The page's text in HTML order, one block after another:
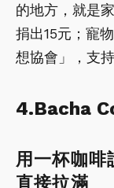
的地方，就是
捐出15元；寵
想協會」，支
4.Bacha
用一杯咖啡
直接拉滿